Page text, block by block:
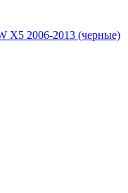
X5 2006-2013 (черные)